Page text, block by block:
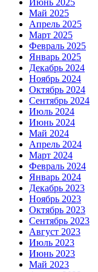
Июнь 2025
Май 2025
Апрель 2025
Март 2025
Февраль 2025
Январь 2025
Декабрь 2024
Ноябрь 2024
Октябрь 2024
Сентябрь 2024
Июль 2024
Июнь 2024
Май 2024
Апрель 2024
Март 2024
Февраль 2024
Январь 2024
Декабрь 2023
Ноябрь 2023
Октябрь 2023
Сентябрь 2023
Август 2023
Июль 2023
Июнь 2023
Май 2023